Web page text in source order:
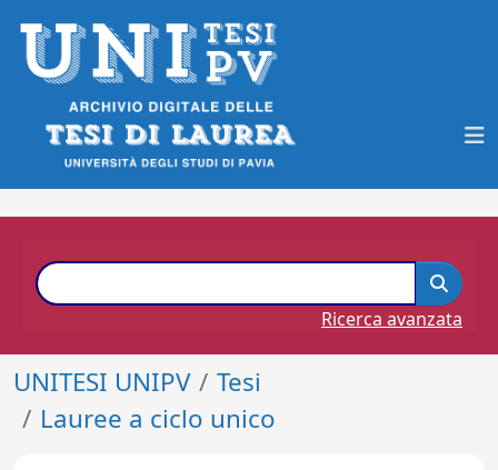
Ricerca avanzata
UNITESI UNIPV
Tesi
Lauree a ciclo unico